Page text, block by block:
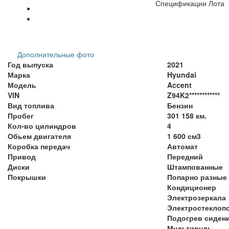
Дополнительные фото
Спецификации Лота
Год выпуска
2021
Марка
Hyundai
Модель
Accent
VIN
Z94K2************
Вид топлива
Бензин
Пробег
301 158 км.
Кол-во цилиндров
4
Обьем двигателя
1 600 см3
Коробка передач
Автомат
Привод
Передний
Диски
Штампованные
Покрышки
Попарно разные
Кондиционер
Электрозеркала
Подогрев